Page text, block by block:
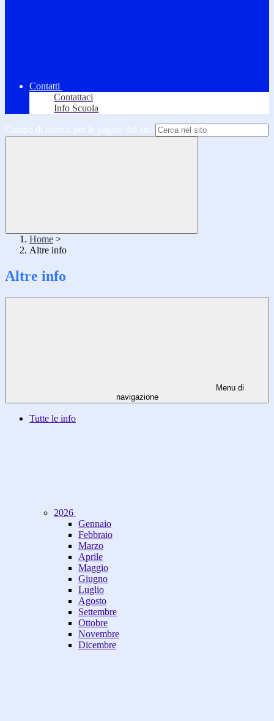
Contatti
Contattaci
Info Scuola
Campo di ricerca per le pagine del sito
Home >
Altre info
Altre info
Menu di
navigazione
Tutte le info
2026
Gennaio
Febbraio
Marzo
Aprile
Maggio
Giugno
Luglio
Agosto
Settembre
Ottobre
Novembre
Dicembre